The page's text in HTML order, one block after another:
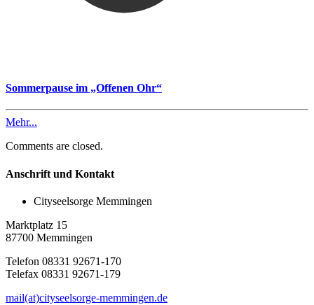
Sommerpause im „Offenen Ohr“
Mehr...
Comments are closed.
Anschrift und Kontakt
Cityseelsorge Memmingen
Marktplatz 15
87700 Memmingen
Telefon 08331 92671-170
Telefax 08331 92671-179
mail(at)cityseelsorge-memmingen.de